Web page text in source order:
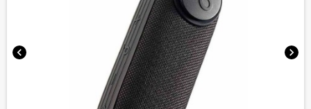
chevron_left chevron_right